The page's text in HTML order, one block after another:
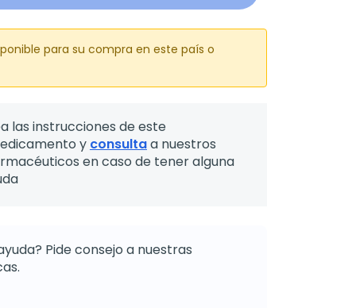
para su compra en este país o
las instrucciones de este
y consultaa nuestros
en caso de tener alguna
Pide consejo a nuestras